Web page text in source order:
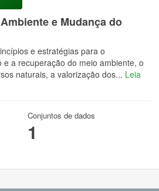
e Mudança do
e estratégias para o
a recuperação do meio ambiente, o
naturais, a valorização dos... Leia
Conjuntos de dados
1